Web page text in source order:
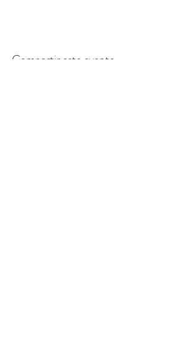
Compartir este evento